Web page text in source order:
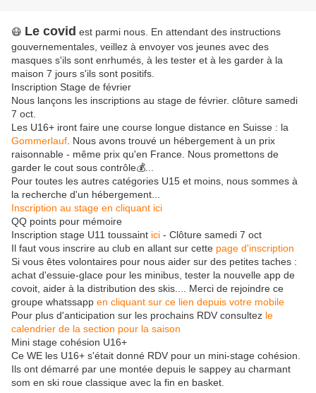
😷 Le covid est parmi nous. En attendant des instructions
gouvernementales, veillez à envoyer vos jeunes avec des
masques s'ils sont enrhumés, à les tester et à les garder à la
maison 7 jours s'ils sont positifs.
Inscription Stage de février
Nous lançons les inscriptions au stage de février. clôture samedi
7 oct.
Les U16+ iront faire une course longue distance en Suisse : la
Gommerlauf . Nous avons trouvé un hébergement à un prix
raisonnable - même prix qu'en France. Nous promettons de
garder le cout sous contrôle💰...
Pour toutes les autres catégories U15 et moins, nous sommes à
la recherche d'un hébergement...
Inscription au stage en cliquant ici
QQ points pour mémoire
Inscription stage U11 toussaint ici - Clôture samedi 7 oct
Il faut vous inscrire au club en allant sur cette page d'inscription
Si vous êtes volontaires pour nous aider sur des petites taches :
achat d'essuie-glace pour les minibus, tester la nouvelle app de
covoit, aider à la distribution des skis.... Merci de rejoindre ce
groupe whatssapp en cliquant sur ce lien depuis votre mobile
Pour plus d'anticipation sur les prochains RDV consultez le
calendrier de la section pour la saison
Mini stage cohésion U16+
Ce WE les U16+ s'était donné RDV pour un mini-stage cohésion.
Ils ont démarré par une montée depuis le sappey au charmant
som en ski roue classique avec la fin en basket.